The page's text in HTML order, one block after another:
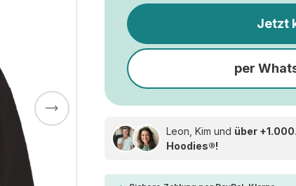
Jetzt
per
Leon, Kim und über
Hoodies®!